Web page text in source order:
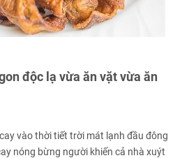
độc lạ vừa ăn vặt vừa ăn
vào thời tiết trời mát lạnh đầu đông
nóng bừng người khiến cả nhà xuýt